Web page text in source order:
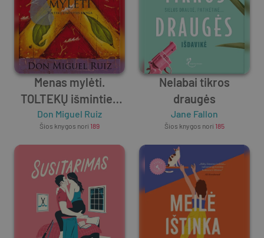
Menas mylėti.
TOLTEKŲ išminties
knyga
Don Miguel Ruiz
Šios knygos nori 189
Nelabai tikros
draugės
Jane Fallon
Šios knygos nori 185